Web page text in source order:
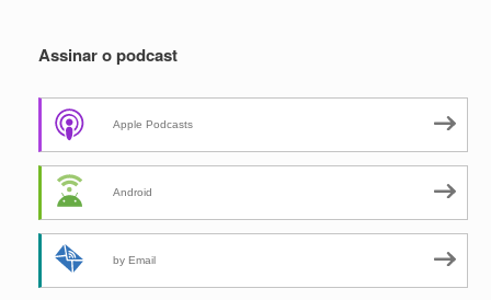
Assinar o podcast
Apple Podcasts
Android
by Email